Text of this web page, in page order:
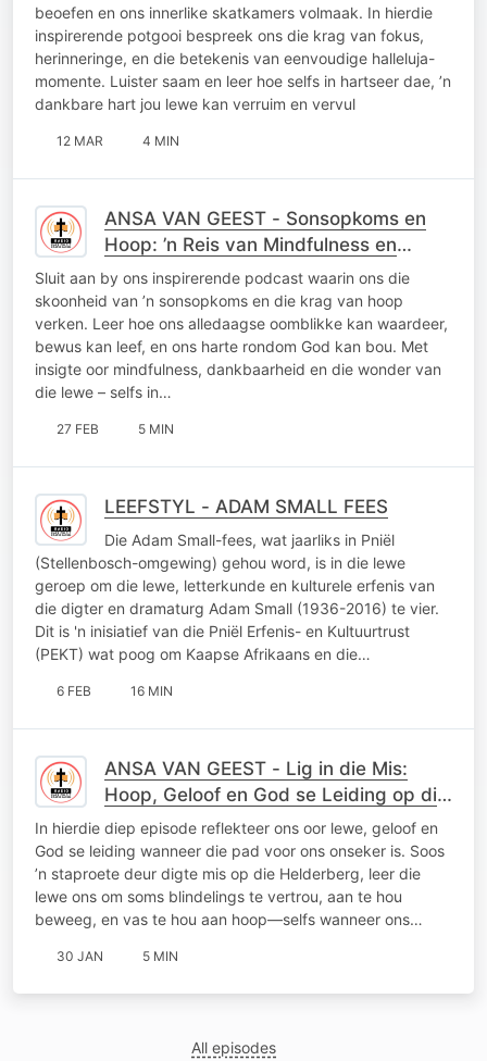
beoefen en ons innerlike skatkamers volmaak. In hierdie
inspirerende potgooi bespreek ons die krag van fokus,
herinneringe, en die betekenis van eenvoudige halleluja-
momente. Luister saam en leer hoe selfs in hartseer dae, ’n
dankbare hart jou lewe kan verruim en vervul
12 MAR 4 MIN
ANSA VAN GEEST - Sonsopkoms en
Hoop: ’n Reis van Mindfulness en
Dankbaarheid
Sluit aan by ons inspirerende podcast waarin ons die
skoonheid van ’n sonsopkoms en die krag van hoop
verken. Leer hoe ons alledaagse oomblikke kan waardeer,
bewus kan leef, en ons harte rondom God kan bou. Met
insigte oor mindfulness, dankbaarheid en die wonder van
die lewe – selfs in…
27 FEB 5 MIN
LEEFSTYL - ADAM SMALL FEES
Die Adam Small-fees, wat jaarliks in Pniël
(Stellenbosch-omgewing) gehou word, is in die lewe
geroep om die lewe, letterkunde en kulturele erfenis van
die digter en dramaturg Adam Small (1936-2016) te vier.
Dit is 'n inisiatief van die Pniël Erfenis- en Kultuurtrust
(PEKT) wat poog om Kaapse Afrikaans en die…
6 FEB 16 MIN
ANSA VAN GEEST - Lig in die Mis:
Hoop, Geloof en God se Leiding op die
Onsekere Pad
In hierdie diep episode reflekteer ons oor lewe, geloof en
God se leiding wanneer die pad voor ons onseker is. Soos
’n staproete deur digte mis op die Helderberg, leer die
lewe ons om soms blindelings te vertrou, aan te hou
beweeg, en vas te hou aan hoop—selfs wanneer ons…
30 JAN 5 MIN
All episodes